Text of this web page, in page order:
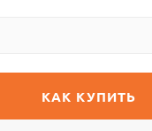
КАК КУПИТЬ